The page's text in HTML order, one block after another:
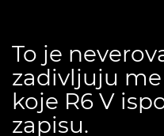
To je
zadivljuju
koje R6 V
zapisu.